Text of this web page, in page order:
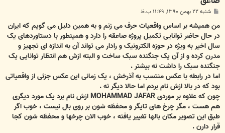
پ
ت
شنبه ۲۲ بهمن ۱۳۹۰, ۱۱:۴۹ ب.ظ
من همیشه بر اساس واقعیات حرف می زنم و به همین دلیل می گویم که ایران
در حال حاضر توانایی تکمیل پروژه صاعقه را دارد و همینطور با دستاوردهای یک
سال اخیر به ویژه در حوزه الکترونیک و رادار می تواند آن به اندازه ای تجهیز و
مدرن کرده و از آن یک جنگنده سبک ساخت و البته ازش هم انتظار توانایی یک
جنگنده سبک را داشت نه بیشتر .
اما در رابطه با عکس منتسب به آذرخش ، یک زمانی این عکس جزئی از واقعیاتی
بود که در بالا ازش نام بردم اما حالا دیگر نه .
چون که علاوه بر موردی MOHAMMAD JAFAR ازش نام برد یک مورد دیگری
هم هست ، مگر چرخ های تایگر و محفظه شون بر روی بال نیست ، خوب اگر
طبق این تصویر مکان بالها تغییر یافته ، خوب الان چرخها و محفظه شون کجا
قرار دارن .